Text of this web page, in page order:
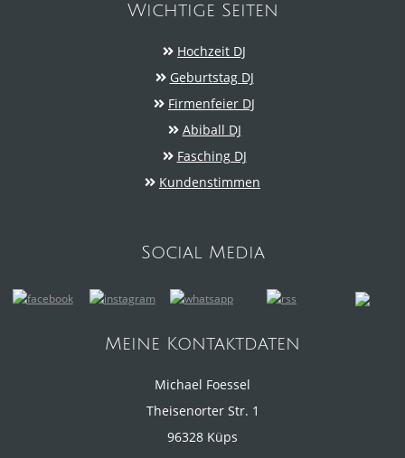
Wichtige Seiten
Hochzeit DJ
Geburtstag DJ
Firmenfeier DJ
Abiball DJ
Fasching DJ
Kundenstimmen
Social Media
Meine Kontaktdaten
Michael Foessel
Theisenorter Str. 1
96328 Küps